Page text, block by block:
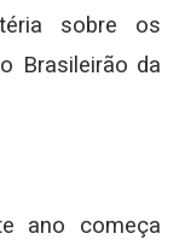
sobre os
Brasileirão da
ano começa